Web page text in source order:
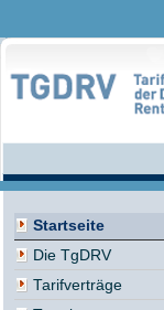
Startseite
Die TgDRV
Tarifverträge